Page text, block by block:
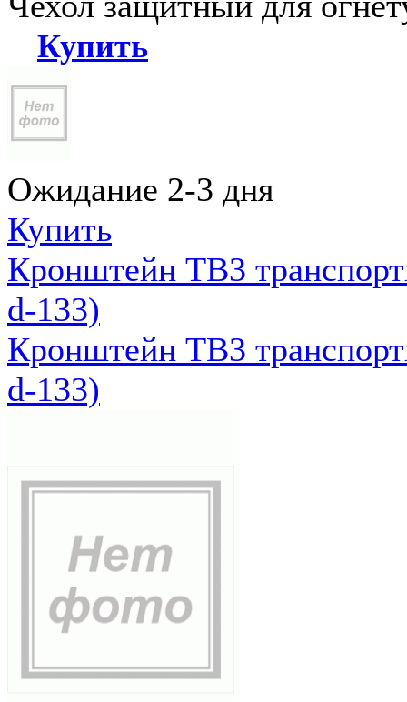
Купить
Ожидание 2-3 дня
Купить
Кронштейн ТВ3
d-133)
Кронштейн ТВ3
d-133)